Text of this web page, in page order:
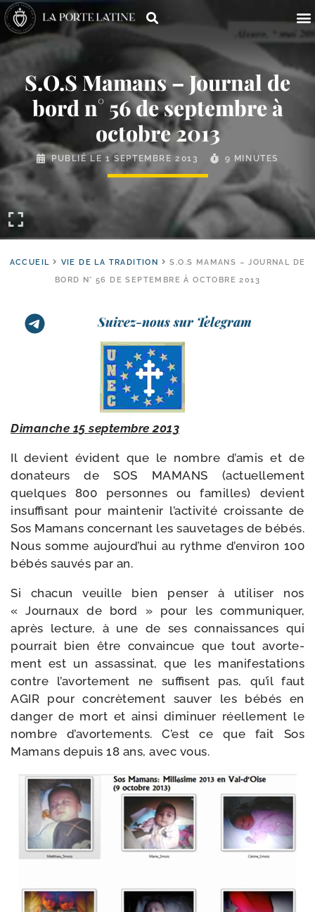
S.O.S Mamans – Journal de
bord n° 56 de septembre à
octobre 2013
PUBLIÉ LE 1 SEPTEMBRE 2013 9 MINUTES
ACCUEIL VIE DE LA TRADITION
S.O.S MAMANS – JOURNAL DE
BORD N° 56 DE SEPTEMBRE À OCTOBRE 2013
Suivez-nous sur Telegram
Dimanche 15 sep­tembre 2013
Il devient évident que le nombre d’a­mis et de
dona­teurs de SOS MAMANS (actuel­le­ment
quelques 800 per­sonnes ou familles) devient
insuf­fi­sant pour main­te­nir l’ac­ti­vi­té crois­sante de
Sos Mamans concer­nant les sau­ve­tages de bébés.
Nous somme aujourd’hui au rythme d’environ 100
bébés sau­vés par an.
Si cha­cun veuille bien pen­ser à uti­li­ser nos
« Journaux de bord » pour les com­mu­ni­quer,
après lec­ture, à une de ses connais­sances qui
pour­rait bien être convain­cue que tout avor­te­
ment est un assas­si­nat, que les mani­fes­ta­tions
contre l’a­vor­te­ment ne suf­fisent pas, qu’il faut
AGIR pour concrè­te­ment sau­ver les bébés en
dan­ger de mort et ain­si dimi­nuer réel­le­ment le
nombre d’a­vor­te­ments. C’est ce que fait Sos
Mamans depuis 18 ans, avec vous.